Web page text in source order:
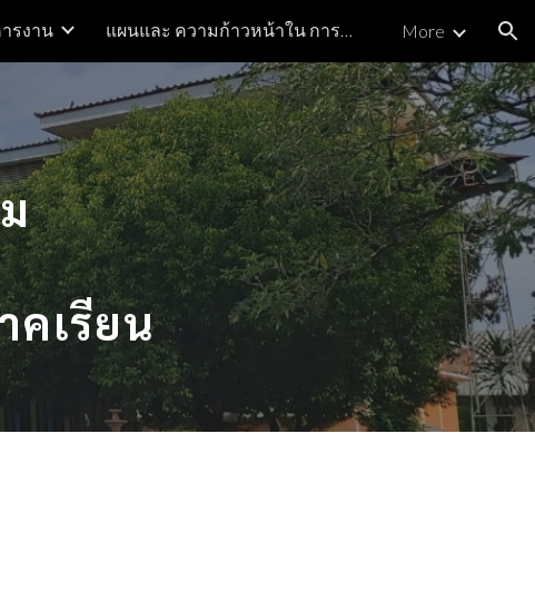
รงาน แผนและ ความก้าวหน้าใน การดำเนินงานและ การใช้งบประมาณ ประจำปี More
ม
คเรียน